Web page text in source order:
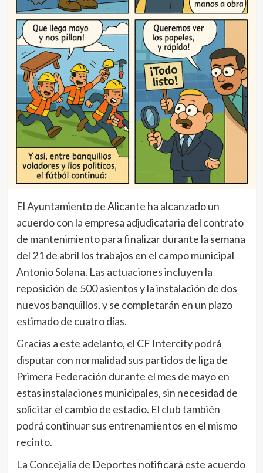
El Ayuntamiento de Alicante ha alcanzado un
acuerdo con la empresa adjudicataria del contrato
de mantenimiento para finalizar durante la semana
del 21 de abril los trabajos en el campo municipal
Antonio Solana. Las actuaciones incluyen la
reposición de 500 asientos y la instalación de dos
nuevos banquillos, y se completarán en un plazo
estimado de cuatro días.
Gracias a este adelanto, el CF Intercity podrá
disputar con normalidad sus partidos de liga de
Primera Federación durante el mes de mayo en
estas instalaciones municipales, sin necesidad de
solicitar el cambio de estadio. El club también
podrá continuar sus entrenamientos en el mismo
recinto.
La Concejalía de Deportes notificará este acuerdo